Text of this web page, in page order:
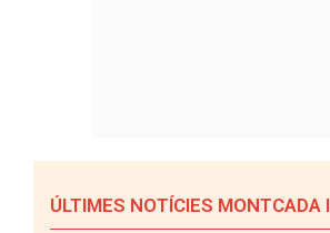
ÚLTIMES NOTÍCIES MONTCADA